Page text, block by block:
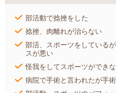
部活動で捻挫をした
捻挫、肉離れが治らない
部活、スポーツをしている
スが悪い
怪我をしてスポーツができ
病院で手術と言われたが手